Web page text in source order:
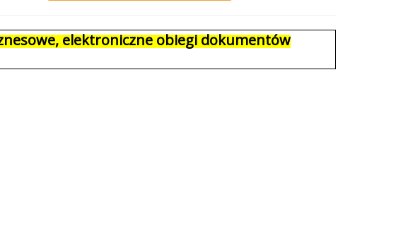
elektroniczne obiegi dokumentów